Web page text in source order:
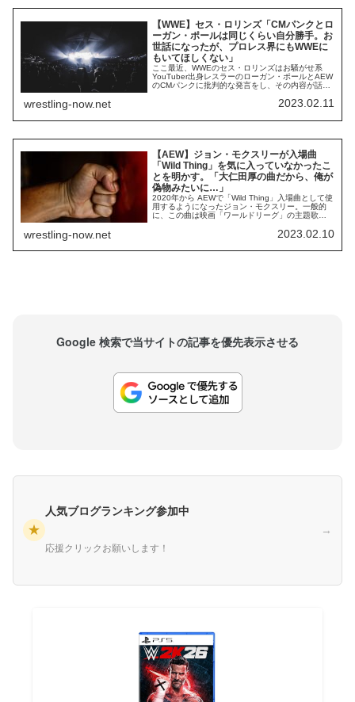
【WWE】セス・ロリンズ「CMパンクとロ
ーガン・ポールは同じくらい自分勝手。お
世話になったが、プロレス界にもWWEに
もいてほしくない」
ここ最近、WWEのセス・ロリンズはお騒がせ系
YouTuber出身レスラーのローガン・ポールとAEW
のCMパンクに批判的な発言をし、その内容が話題
る人物ですが、非常に魅力的なエンターテイナー
常に高く評価していますし、パンクは21世紀を代
wrestling-now.net 2023.02.11
【AEW】ジョン・モクスリーが入場曲
「Wild Thing」を気に入っていなかったこ
とを明かす。「大仁田厚の曲だから、俺が
偽物みたいに…」
2020年から AEWで「Wild Thing」入場曲として使
用するようになったジョン・モクスリー。一般的
に、この曲は映画「ワールドリーグ」の主題歌と
とっては大仁田厚の曲。モクスリーがこの曲を使
と大仁田を比較するようになりました。今となっ
wrestling-now.net 2023.02.10
Google 検索で当サイトの記事を優先表示させる
★
人気ブログランキング参加中
応援クリックお願いします！
→